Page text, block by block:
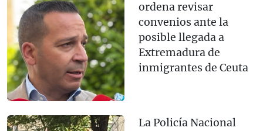
ordena revisar
convenios ante la
posible llegada a
Extremadura de
inmigrantes de Ceuta
La Policía Nacional